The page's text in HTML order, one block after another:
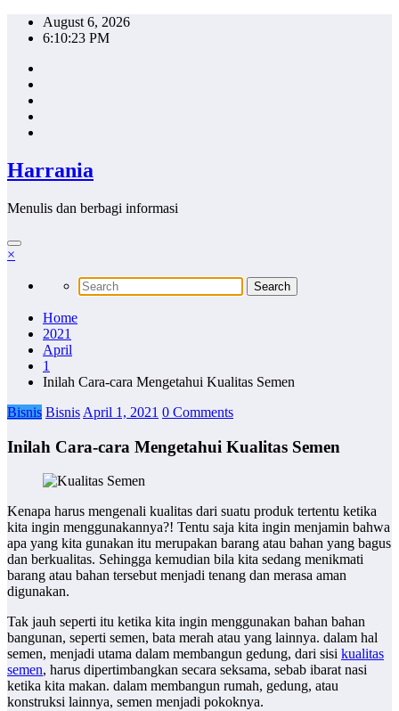
Skip
August 6, 2026
6:10:23 PM
Harrania
Menulis dan berbagi informasi
×
Home
2021
April
1
Inilah Cara-cara Mengetahui Kualitas Semen
Bisnis Bisnis April 1, 2021 0 Comments
Inilah Cara-cara Mengetahui Kualitas Semen
Kenapa harus mengenali kualitas dari suatu produk tertentu ketika
kita ingin menggunakannya?! Tentu saja kita ingin menjamin bahwa
apa yang kita gunakan itu merupakan barang atau bahan yang bagus
dan berkualitas. Sehingga kemudian bila kita sedang menikmati
barang atau bahan tersebut menjadi tenang dan merasa aman
digunakan.
Tak jauh seperti itu ketika kita ingin menggunakan bahan bahan
bangunan, seperti semen, bata merah atau yang lainnya. dalam hal
semen, menjadi utama dalam membangun gedung, dari sisi kualitas
semen, harus dipertimbangkan secara seksama, sebab ibarat nasi
ketika kita makan. dalam membangun rumah, gedung, atau
konstruksi lainnya, semen menjadi pokoknya.